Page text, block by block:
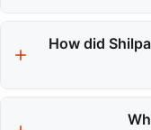
Rao's breakthrough
and
How did
training and